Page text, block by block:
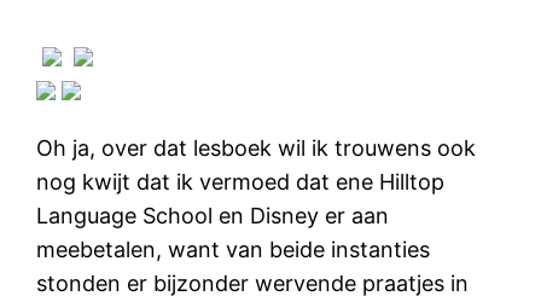
Oh ja, over dat lesboek wil ik trouwens ook
nog kwijt dat ik vermoed dat ene Hilltop
Language School en Disney er aan
meebetalen, want van beide instanties
stonden er bijzonder wervende praatjes in